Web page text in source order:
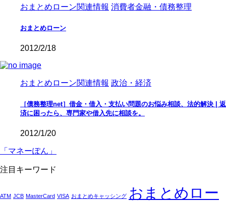
おまとめローン関連情報 消費者金融・債務整理
おまとめローン
2012/2/18
おまとめローン関連情報 政治・経済
［債務整理net］借金・借入・支払い問題のお悩み相談、法的解決 | 返
済に困ったら、専門家や借入先に相談を。
2012/1/20
「マネーぽん」
注目キーワード
ATM JCB MasterCard VISA おまとめキャッシング おまとめロー